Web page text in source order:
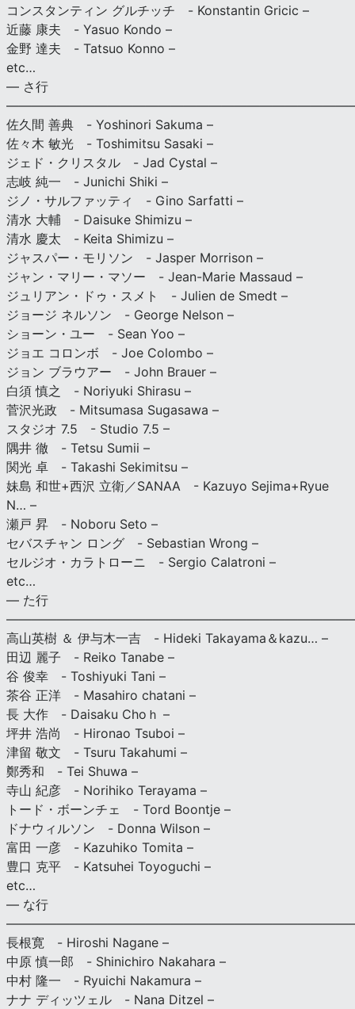
コンスタンティン グルチッチ - Konstantin Gricic –
近藤 康夫 - Yasuo Kondo –
金野 達夫 - Tatsuo Konno –
etc…
— さ行
佐久間 善典 - Yoshinori Sakuma –
佐々木 敏光 - Toshimitsu Sasaki –
ジェド・クリスタル - Jad Cystal –
志岐 純一 - Junichi Shiki –
ジノ・サルファッティ - Gino Sarfatti –
清水 大輔 - Daisuke Shimizu –
清水 慶太 - Keita Shimizu –
ジャスパー・モリソン - Jasper Morrison –
ジャン・マリー・マソー - Jean-Marie Massaud –
ジュリアン・ドゥ・スメト - Julien de Smedt –
ジョージ ネルソン - George Nelson –
ショーン・ユー - Sean Yoo –
ジョエ コロンボ - Joe Colombo –
ジョン ブラウアー - John Brauer –
白須 慎之 - Noriyuki Shirasu –
菅沢光政 - Mitsumasa Sugasawa –
スタジオ 7.5 - Studio 7.5 –
隅井 徹 - Tetsu Sumii –
関光 卓 - Takashi Sekimitsu –
妹島 和世+西沢 立衛／SANAA - Kazuyo Sejima+Ryue
N… –
瀬戸 昇 - Noboru Seto –
セバスチャン ロング - Sebastian Wrong –
セルジオ・カラトローニ - Sergio Calatroni –
etc…
— た行
高山英樹 ＆ 伊与木一吉 - Hideki Takayama＆kazu… –
田辺 麗子 - Reiko Tanabe –
谷 俊幸 - Toshiyuki Tani –
茶谷 正洋 - Masahiro chatani –
長 大作 - Daisaku Choｈ –
坪井 浩尚 - Hironao Tsuboi –
津留 敬文 - Tsuru Takahumi –
鄭秀和 - Tei Shuwa –
寺山 紀彦 - Norihiko Terayama –
トード・ボーンチェ - Tord Boontje –
ドナウィルソン - Donna Wilson –
富田 一彦 - Kazuhiko Tomita –
豊口 克平 - Katsuhei Toyoguchi –
etc…
— な行
長根寛 - Hiroshi Nagane –
中原 慎一郎 - Shinichiro Nakahara –
中村 隆一 - Ryuichi Nakamura –
ナナ ディッツェル - Nana Ditzel –